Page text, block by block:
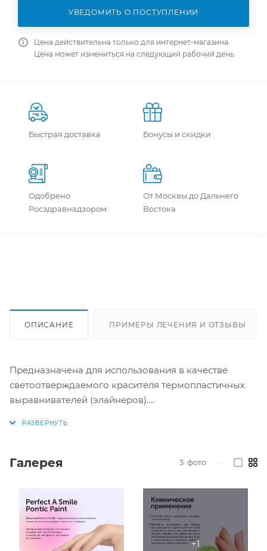
УВЕДОМИТЬ О ПОСТУПЛЕНИИ
Цена действительна только для интернет-магазина.
Цена может измениться на следующий рабочий день.
Быстрая доставка Бонусы и скидки
Одобрено
Росздравнадзором
От Москвы до Дальнего
Востока
ОПИСАНИЕ ПРИМЕРЫ ЛЕЧЕНИЯ И ОТЗЫВЫ
Предназначена для использования в качестве
светоотверждаемого красителя термопластичных
выравнивателей (элайнеров).
Немедленный камуфляж и заполнение
пространств при лечении на элайнерах. Быстрое и
экономное эстетическое решение.
• Светоотверждаемая паста в 10 оттенках
• Легко наносится микробрашем для заполнения
Галерея 3 фото